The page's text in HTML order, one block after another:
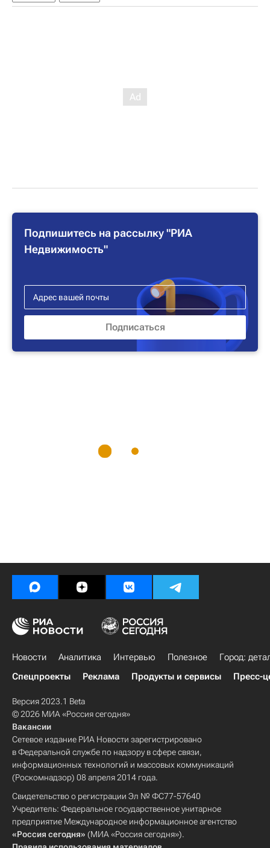
Подпишитесь на рассылку "РИА
Недвижимость"
Новости Аналитика Интервью Полезное
Город:
Спецпроекты
Реклама Продукты и сервисы Пресс-
Версия 2023.1 Beta
© 2026 МИА «Россия сегодня»
Вакансии
Сетевое издание РИА Новости зарегистрировано
в Федеральной службе по надзору в сфере связи,
информационных технологий и массовых коммуникаций
(Роскомнадзор) 08 апреля 2014 года.
Свидетельство о регистрации Эл № ФС77-57640
Учредитель: Федеральное государственное унитарное
предприятие Международное информационное агентство
«Россия сегодня» (МИА «Россия сегодня»).